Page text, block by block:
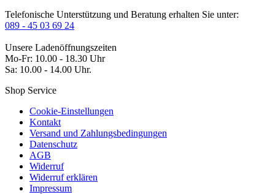
Telefonische Unterstützung und Beratung erhalten Sie unter:
089 - 45 03 69 24
Unsere Ladenöffnungszeiten
Mo-Fr: 10.00 - 18.30 Uhr
Sa: 10.00 - 14.00 Uhr.
Shop Service
Cookie-Einstellungen
Kontakt
Versand und Zahlungsbedingungen
Datenschutz
AGB
Widerruf
Widerruf erklären
Impressum